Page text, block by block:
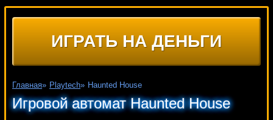
ИГРАТЬ НА ДЕНЬГИ
Главная» Playtech» Haunted House
Игровой автомат Haunted House